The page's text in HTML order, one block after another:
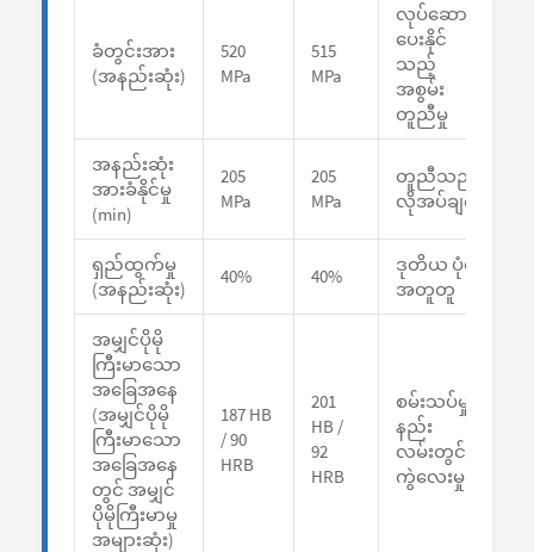
ခံတွင်းအား
(အနည်းဆုံး)
520
MPa
515
MPa
လုပ်ဆောင်
ပေးနိုင်
သည့်
အစွမ်း
တူညီမှု
အနည်းဆုံး
အားခံနိုင်မှု
(min)
205
MPa
205
MPa
တူညီသည့်
လိုအပ်ချက်
ရှည်ထွက်မှု
(အနည်းဆုံး)
40% 40%
ဒုတိယ ပုံစံ
အတူတူ
အမျှင်ပိုမို
ကြီးမာသော
အခြေအနေ
(အမျှင်ပိုမို
ကြီးမာသော
အခြေအနေ
တွင် အမျှင်
ပိုမိုကြီးမာမှု
အများဆုံး)
187 HB
/ 90
HRB
201
HB /
92
HRB
စမ်းသပ်မှု
နည်း
လမ်းတွင်
ကွဲလေးမှု